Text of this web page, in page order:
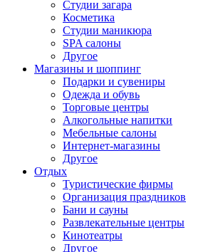
Студии загара
Косметика
Студии маникюра
SPA салоны
Другое
Магазины и шоппинг
Подарки и сувениры
Одежда и обувь
Торговые центры
Алкогольные напитки
Мебельные салоны
Интернет-магазины
Другое
Отдых
Туристические фирмы
Организация праздников
Бани и сауны
Развлекательные центры
Кинотеатры
Другое